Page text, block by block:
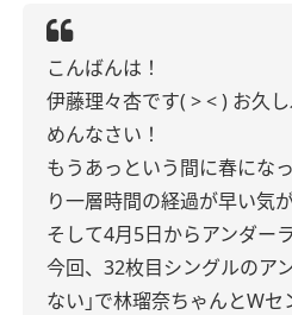
こんばんは！
伊藤理々杏です( > < ) お久
めんなさい！
もうあっという間に春にな
り一層時間の経過が早い気
そして4月5日からアンダー
今回、32枚目シングルのア
ない｣で林瑠奈ちゃんとW